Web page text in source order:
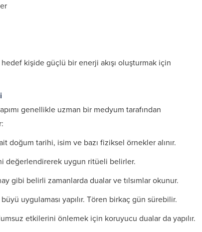
kişide güçlü bir enerji akışı oluşturmak için
genellikle uzman bir medyum tarafından
doğum tarihi, isim ve bazı fiziksel örnekler alınır.
değerlendirerek uygun ritüeli belirler.
gibi belirli zamanlarda dualar ve tılsımlar okunur.
uygulaması yapılır. Tören birkaç gün sürebilir.
etkilerini önlemek için koruyucu dualar da yapılır.